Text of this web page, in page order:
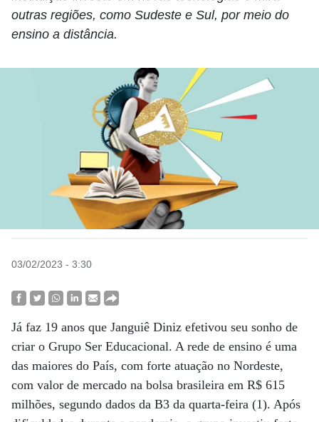
outras regiões, como Sudeste e Sul, por meio do
ensino a distância.
03/02/2023 - 3:30
Já faz 19 anos que Janguiê Diniz efetivou seu sonho de
criar o Grupo Ser Educacional. A rede de ensino é uma
das maiores do País, com forte atuação no Nordeste,
com valor de mercado na bolsa brasileira em R$ 615
milhões, segundo dados da B3 da quarta-feira (1). Após